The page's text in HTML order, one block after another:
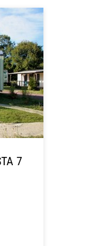
7